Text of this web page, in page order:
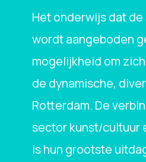
Het onderwijs dat
wordt aangeboden
mogelijkheid om
de dynamische,
Rotterdam. De
sector kunst/cultuur
is hun grootste